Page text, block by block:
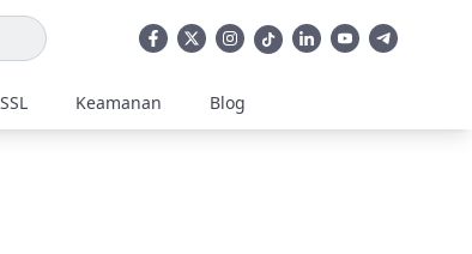
SSL Keamanan Blog